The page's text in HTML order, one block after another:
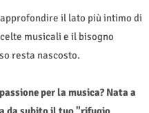
il lato più intimo di
musicali e il bisogno
resta nascosto.
per la musica? Nata a